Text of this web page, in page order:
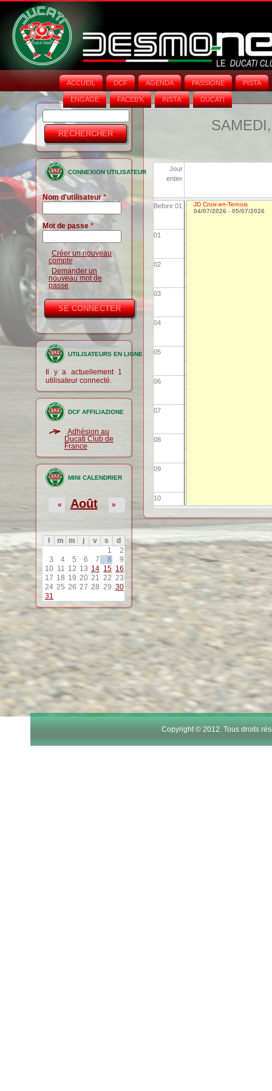
ACCUEIL DCF AGENDA PASSIONE PISTA
ENGAGE FACEB'K INSTA‘ DUCATI
Formulaire
de
recherche
CONNEXION UTILISATEUR
Nom d'utilisateur*
Mot de passe *
Créer un nouveau
compte
Demander un
nouveau mot de
passe
UTILISATEURS EN LIGNE
Il y a actuellement 1
utilisateur connecté.
DCF AFFILIAZIONE
Adhésion au
Ducati Club de
France
MINI CALENDRIER
Août
« »
m m j v s
d
1
2
3
4 5 6 7 8
9
10 11 12 13 14 15 16
17 18 19 20 21 22 23
24 25 26 27 28 29 30
31
Jour
entier
Before 01
01
02
03
04
05
06
07
08
09
10
11
12
13
15
17
JD Croix-en-Ternois
04/07/2026 - 05/07/2026
Copyright © 2012. Tous droits